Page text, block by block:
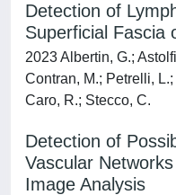
Detection of
Superficial Fascia
2023 Albertin, G.;
Contran, M.; Petrelli,
Caro, R.; Stecco, C.
Detection of
Vascular
Image Analysis